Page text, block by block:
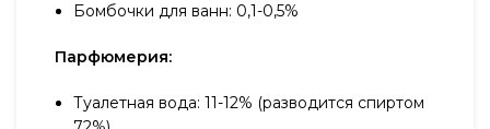
Бомбочки для ванн: 0,1-0,5%
Парфюмерия:
Туалетная вода: 11-12% (разводится спиртом